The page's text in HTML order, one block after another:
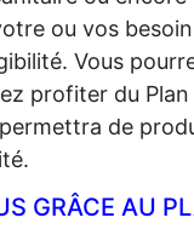
ou vos
Vous
profiter du Plan
permettra de
GRÂCE AU